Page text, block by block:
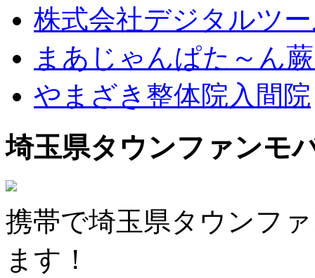
株式会社デジタルツ
まあじゃんぱた～ん
やまざき整体院入間院
埼玉県タウンファンモ
携帯で埼玉県タウンフ
ます！